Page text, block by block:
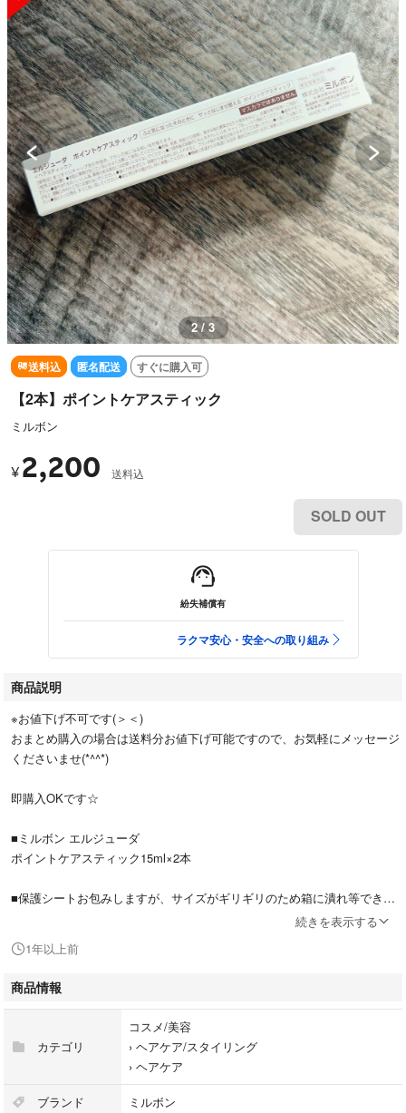
2 / 3
送料込 匿名配送 すぐに購入可
【2本】ポイントケアスティック
ミルボン
¥ 2,200 送料込
SOLD OUT
紛失補償有
ラクマ安心・安全への取り組み
商品説明
※お値下げ不可です(＞＜)
おまとめ購入の場合は送料分お値下げ可能ですので、お気軽にメッセージ
くださいませ(*^^*)
即購入OKです☆
■ミルボン エルジューダ
ポイントケアスティック15ml×2本
■保護シートお包みしますが、サイズがギリギリのため箱に潰れ等できる
■ゆうパケットmini・ゆうパケット・ゆうパケットポストいずれかで発送
させていただきます。
■ 通知が多いためお知らせが流れてしまい、コメントやメッセージを見落
とす場合がございます。
申し訳ございませんが、返答ない場合再度コメントいただけますと助かり
ます。
続きを表示する
1年以上前
商品情報
カテゴリ
コスメ/美容
› ヘアケア/スタイリング
› ヘアケア
ブランド ミルボン